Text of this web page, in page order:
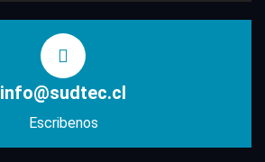
info@sudtec.cl
Escribenos